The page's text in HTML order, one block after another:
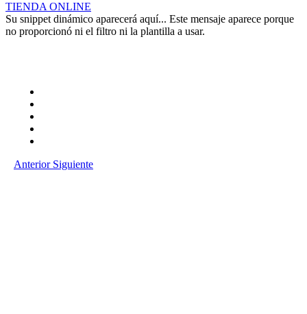
TIENDA ONLINE
Su snippet dinámico aparecerá aquí... Este mensaje aparece porque
no proporcionó ni el filtro ni la plantilla a usar.
Anterior Siguiente